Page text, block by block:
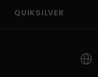
QUIKSILVER